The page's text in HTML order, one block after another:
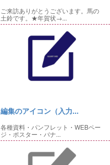
ご来訪ありがとうございます。馬の
土鈴です。★年賀状→...
編集のアイコン（入力...
各種資料・パンフレット・WEBペー
ジ・ポスター・バナ...